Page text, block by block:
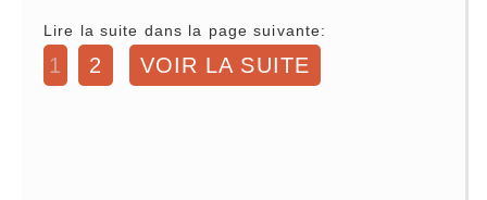
Lire la suite dans la page suivante:
1 2 VOIR LA SUITE